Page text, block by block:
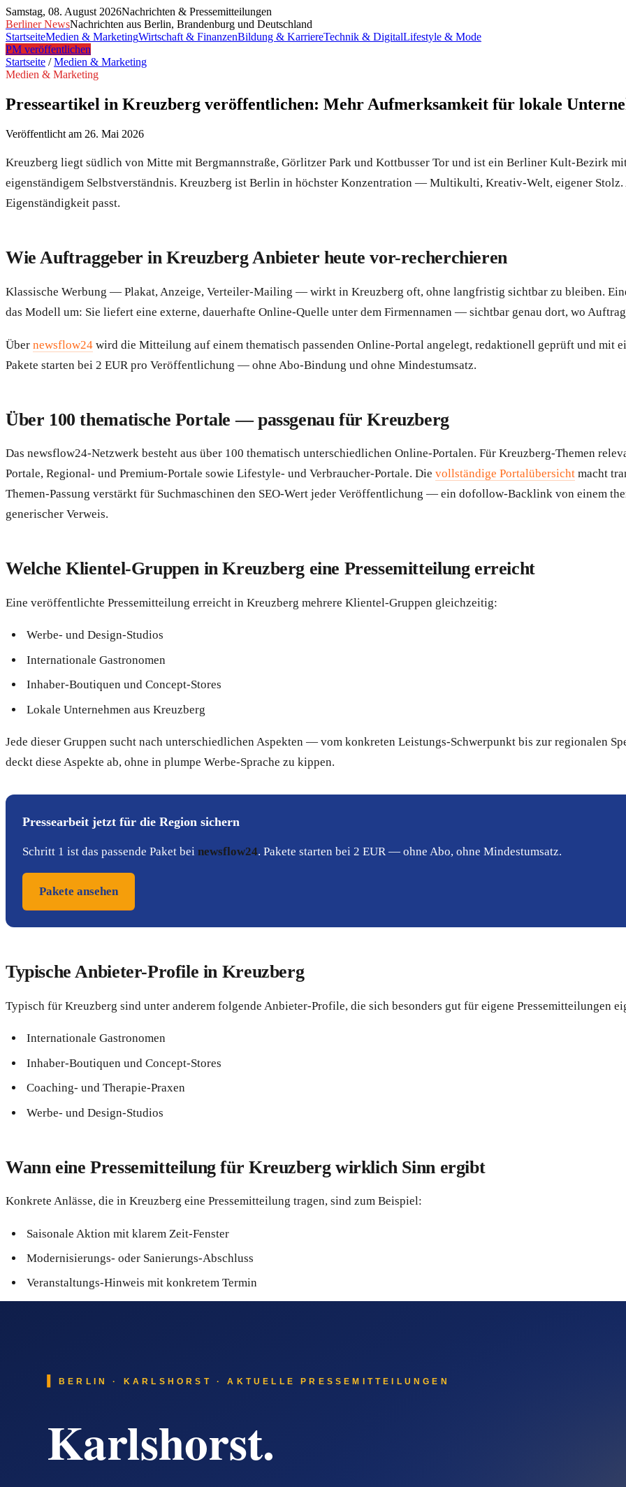
Samstag, 08. August 2026Nachrichten & Pressemitteilungen
Berliner NewsNachrichten aus Berlin, Brandenburg und Deutschland
StartseiteMedien & MarketingWirtschaft & FinanzenBildung & KarriereTechnik & DigitalLifestyle & Mode
PM veröffentlichen
Startseite /Medien & Marketing
Medien & Marketing
Presseartikel in Kreuzberg veröffentlichen: Mehr Aufmerksamkeit für lokale
Veröffentlicht am 26. Mai 2026
Kreuzberg liegt südlich von Mitte mit Bergmannstraße, Görlitzer Park und Kottbusser Tor und ist ein Berliner Kult-Bezirk
eigenständigem Selbstverständnis. Kreuzberg ist Berlin in höchster Konzentration — Multikulti, Kreativ-Welt, eigener
Eigenständigkeit passt.
Wie Auftraggeber in Kreuzberg Anbieter heute vor-recherchieren
Klassische Werbung — Plakat, Anzeige, Verteiler-Mailing — wirkt in Kreuzberg oft, ohne langfristig sichtbar zu bleiben.
das Modell um: Sie liefert eine externe, dauerhafte Online-Quelle unter dem Firmennamen — sichtbar genau dort, wo
Über newsflow24 wird die Mitteilung auf einem thematisch passenden Online-Portal angelegt, redaktionell geprüft und
Pakete starten bei 2 EUR pro Veröffentlichung — ohne Abo-Bindung und ohne Mindestumsatz.
Über 100 thematische Portale — passgenau für Kreuzberg
Das newsflow24-Netzwerk besteht aus über 100 thematisch unterschiedlichen Online-Portalen. Für Kreuzberg-Themen
Portale, Regional- und Premium-Portale sowie Lifestyle- und Verbraucher-Portale. Die vollständige Portalübersicht macht
Themen-Passung verstärkt für Suchmaschinen den SEO-Wert jeder Veröffentlichung — ein dofollow-Backlink von einem
generischer Verweis.
Welche Klientel-Gruppen in Kreuzberg eine Pressemitteilung erreicht
Eine veröffentlichte Pressemitteilung erreicht in Kreuzberg mehrere Klientel-Gruppen gleichzeitig:
Werbe- und Design-Studios
Internationale Gastronomen
Inhaber-Boutiquen und Concept-Stores
Lokale Unternehmen aus Kreuzberg
Jede dieser Gruppen sucht nach unterschiedlichen Aspekten — vom konkreten Leistungs-Schwerpunkt bis zur regionalen
deckt diese Aspekte ab, ohne in plumpe Werbe-Sprache zu kippen.
Pressearbeit jetzt für die Region sichern
Schritt 1 ist das passende Paket bei newsflow24. Pakete starten bei 2 EUR — ohne Abo, ohne Mindestumsatz.
Pakete ansehen
Typische Anbieter-Profile in Kreuzberg
Typisch für Kreuzberg sind unter anderem folgende Anbieter-Profile, die sich besonders gut für eigene Pressemitteilungen
Internationale Gastronomen
Inhaber-Boutiquen und Concept-Stores
Coaching- und Therapie-Praxen
Werbe- und Design-Studios
Wann eine Pressemitteilung für Kreuzberg wirklich Sinn ergibt
Konkrete Anlässe, die in Kreuzberg eine Pressemitteilung tragen, sind zum Beispiel:
Saisonale Aktion mit klarem Zeit-Fenster
Modernisierungs- oder Sanierungs-Abschluss
Veranstaltungs-Hinweis mit konkretem Termin
Suchanfragen verlagern sich messbar in Richtung KI-Antwort-Systeme. ChatGPT, Gemini, Perplexity und Claude